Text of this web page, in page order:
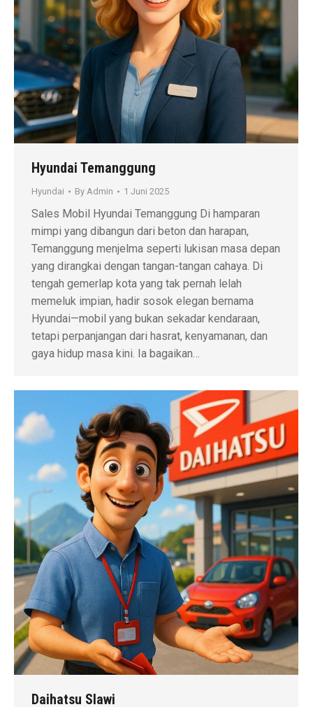
Hyundai Temanggung
Hyundai By Admin 1 Juni 2025
Sales Mobil Hyundai Temanggung Di hamparan
mimpi yang dibangun dari beton dan harapan,
Temanggung menjelma seperti lukisan masa depan
yang dirangkai dengan tangan-tangan cahaya. Di
tengah gemerlap kota yang tak pernah lelah
memeluk impian, hadir sosok elegan bernama
Hyundai—mobil yang bukan sekadar kendaraan,
tetapi perpanjangan dari hasrat, kenyamanan, dan
gaya hidup masa kini. Ia bagaikan…
Daihatsu Slawi